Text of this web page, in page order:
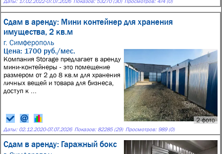
Сдам в аренду: Мини контейнер для хранения
имущества, 2 кв.м
г. Симферополь
2 фото
Цена: 1700 руб./мес.
Компания Storage предлагает в аренду
мини-контейнеры - это помещение
размером от 2 до 8 кв.м для хранения
личных вещей и товара для бизнеса,
доступ к ...
Даты: 02.12.2020-07.07.2026 Показов: 82285 (29) Просмотров: 989 (0)
Сдам в аренду: Гаражный бокс